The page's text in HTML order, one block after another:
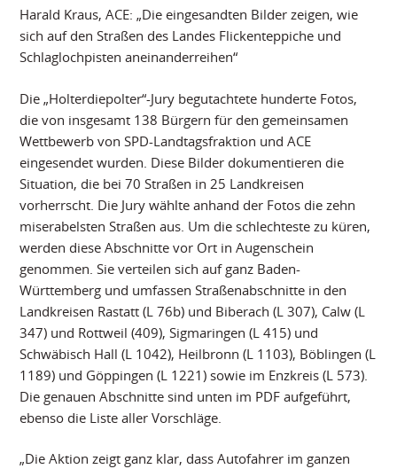
Harald Kraus, ACE: „Die eingesandten Bilder zeigen, wie
sich auf den Straßen des Landes Flickenteppiche und
Schlaglochpisten aneinanderreihen“
Die „Holterdiepolter“-Jury begutachtete hunderte Fotos,
die von insgesamt 138 Bürgern für den gemeinsamen
Wettbewerb von SPD-Landtagsfraktion und ACE
eingesendet wurden. Diese Bilder dokumentieren die
Situation, die bei 70 Straßen in 25 Landkreisen
vorherrscht. Die Jury wählte anhand der Fotos die zehn
miserabelsten Straßen aus. Um die schlechteste zu küren,
werden diese Abschnitte vor Ort in Augenschein
genommen. Sie verteilen sich auf ganz Baden-
Württemberg und umfassen Straßenabschnitte in den
Landkreisen Rastatt (L 76b) und Biberach (L 307), Calw (L
347) und Rottweil (409), Sigmaringen (L 415) und
Schwäbisch Hall (L 1042), Heilbronn (L 1103), Böblingen (L
1189) und Göppingen (L 1221) sowie im Enzkreis (L 573).
Die genauen Abschnitte sind unten im PDF aufgeführt,
ebenso die Liste aller Vorschläge.
„Die Aktion zeigt ganz klar, dass Autofahrer im ganzen